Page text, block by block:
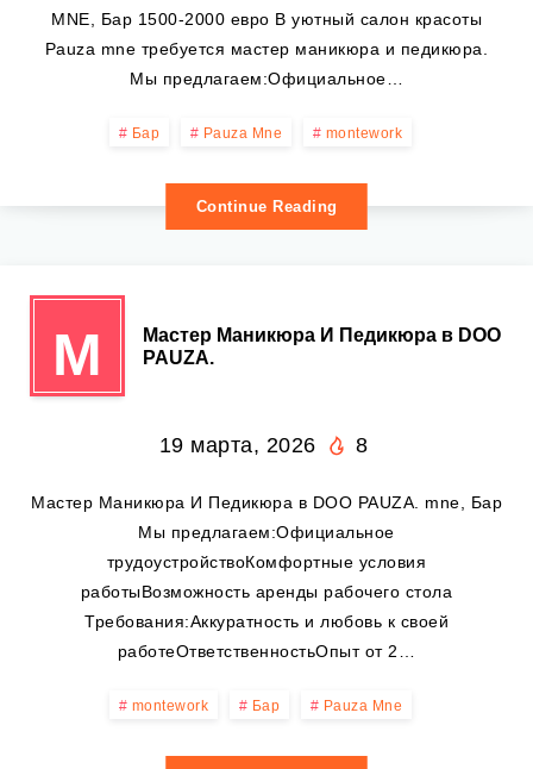
MNE, Бар 1500-2000 евро В уютный салон красоты
Pauza mne требуется мастер маникюра и педикюра.
Мы предлагаем:Официальное…
Бар Pauza Mne montework
Continue Reading
М
Мастер Маникюра И Педикюра в DOO
PAUZA.
19 марта, 2026 8
Мастер Маникюра И Педикюра в DOO PAUZA. mne, Бар
Мы предлагаем:Официальное
трудоустройствоКомфортные условия
работыВозможность аренды рабочего стола
Требования:Аккуратность и любовь к своей
работеОтветственностьОпыт от 2…
montework Бар Pauza Mne